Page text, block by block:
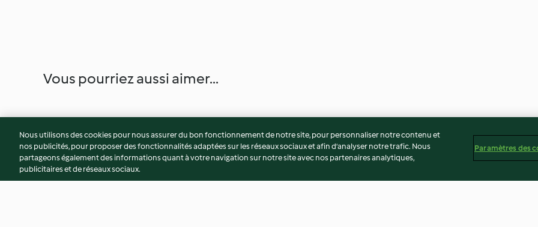
Vous pourriez aussi aimer...
Nous utilisons des cookies pour nous assurer du bon fonctionnement de notre site, pour personnaliser notre contenu et
nos publicités, pour proposer des fonctionnalités adaptées sur les réseaux sociaux et afin d’analyser notre trafic. Nous
partageons également des informations quant à votre navigation sur notre site avec nos partenaires analytiques,
publicitaires et de réseaux sociaux.
Paramètres des